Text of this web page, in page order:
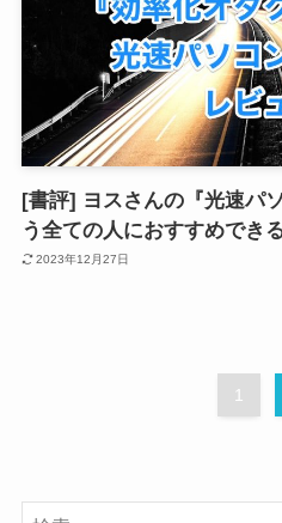
[書評] ヨスさんの『光速パ
う全ての人におすすめでき
2023年12月27日
1